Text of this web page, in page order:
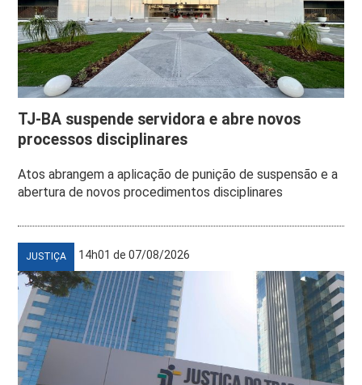
TJ-BA suspende servidora e abre novos
processos disciplinares
Atos abrangem a aplicação de punição de suspensão e a
abertura de novos procedimentos disciplinares
JUSTIÇA 14h01 de 07/08/2026